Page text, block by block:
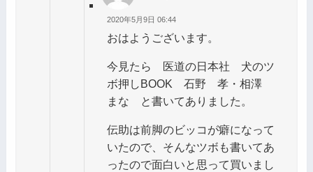
2020年5月9日 06:44
おはようございます。
今見たら 医道の日本社 犬のツ
ボ押しBOOK 石野 孝・相澤
まな と書いてありました。
伝助は前脚のビッコが癖になって
いたので、そんなツボも書いてあ
ったので面白いと思って買いまし